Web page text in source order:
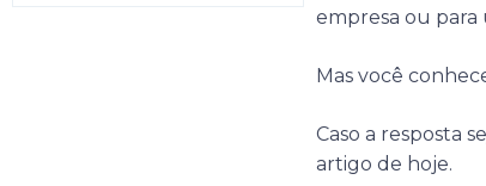
empresa ou para
Mas você
Caso a resposta
artigo de hoje.